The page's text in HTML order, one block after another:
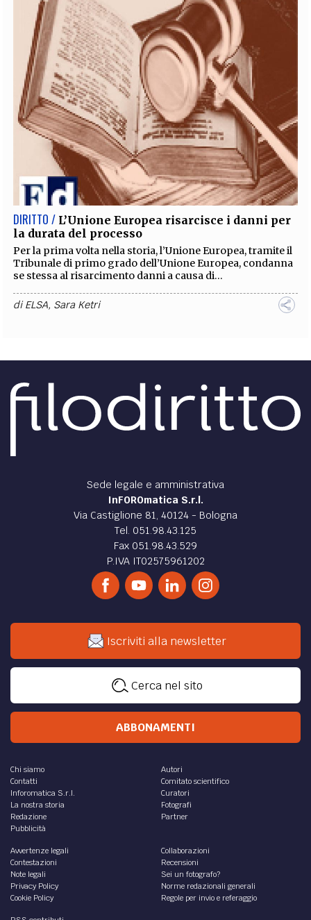
DIRITTO / L’Unione Europea risarcisce i danni per
la durata del processo
Per la prima volta nella storia, l’Unione Europea, tramite il
Tribunale di primo grado dell’Unione Europea, condanna
se stessa al risarcimento danni a causa di...
diELSA, Sara Ketri
Sede legale e amministrativa
InFOROmatica S.r.l.
Via Castiglione 81, 40124 - Bologna
Tel. 051.98.43.125
Fax 051.98.43.529
P.IVA IT02575961202
Iscriviti alla newsletter
Cerca nel sito
ABBONAMENTI
Chi siamo
Contatti
Inforomatica S.r.l.
La nostra storia
Redazione
Pubblicità
Autori
Comitato scientifico
Curatori
Fotografi
Partner
Avvertenze legali
Contestazioni
Note legali
Privacy Policy
Cookie Policy
Collaborazioni
Recensioni
Sei un fotografo?
Norme redazionali generali
Regole per invio e referaggio